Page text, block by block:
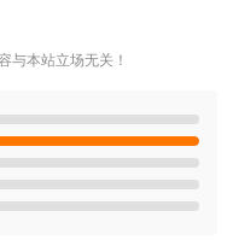
与本站立场无关！